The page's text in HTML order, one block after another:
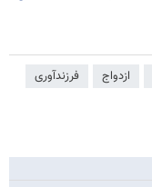
ازدواج
فرزندآوری